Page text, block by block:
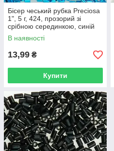
Бісер чеський рубка Preciosa
1", 5 г, 424, прозорий зі
срібною серединкою, синій
В наявності
13,99 ₴
Купити